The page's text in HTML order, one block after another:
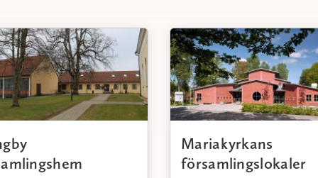
gärna kraft i naturen. När tiden
målar jag gärna och finner ro i att
penseln möta duken - en stilla
påminnelse om att vi alla bär
berättelser och avtryck.
Varmt välkommen att kontakta
tillsammans skapar vi ett
personligt avsked.
Mariakyrkans
församlingslokaler